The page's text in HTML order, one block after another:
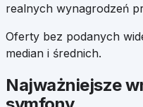
realnych wynagrodzeń
Oferty bez podanych
median i średnich.
Najważniejsze